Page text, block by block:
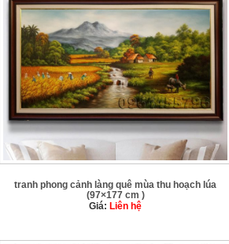
tranh phong cảnh làng quê mùa thu hoạch lúa
(97×177 cm )
Giá: Liên hệ